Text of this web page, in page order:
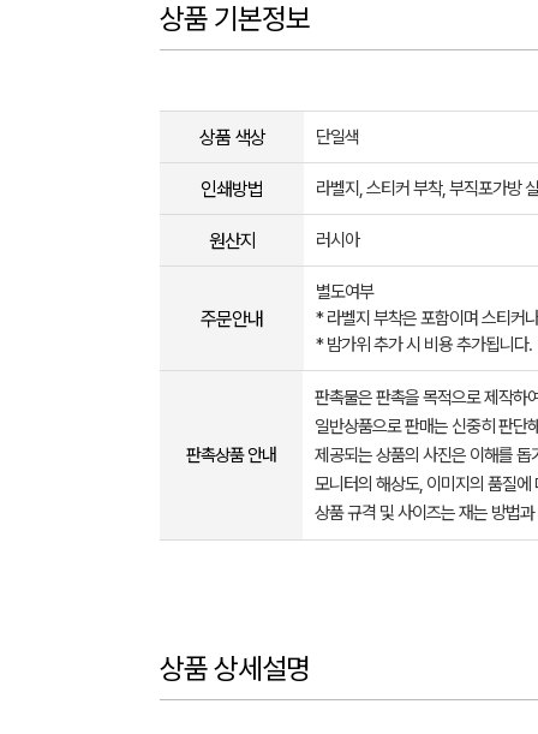
상품 기본정보
상품 색상 단일색
인쇄방법 라벨지, 스티커 부착, 부직포가방
원산지 러시아
주문안내
별도여부
* 라벨지 부착은 포함이며 스티커
* 밤가위 추가 시 비용 추가됩니다.
판촉상품 안내
판촉물은 판촉을 목적으로 제작하
일반상품으로 판매는 신중히 판단
제공되는 상품의 사진은 이해를
모니터의 해상도, 이미지의 품질
상품 규격 및 사이즈는 재는 방법
상품 상세설명